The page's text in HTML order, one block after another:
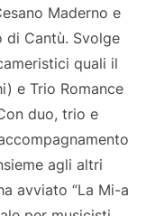
Maderno e
di Cantù. Svolge
quali il
e Trio Romance
duo, trio e
agli altri
avviato “La Mi-a